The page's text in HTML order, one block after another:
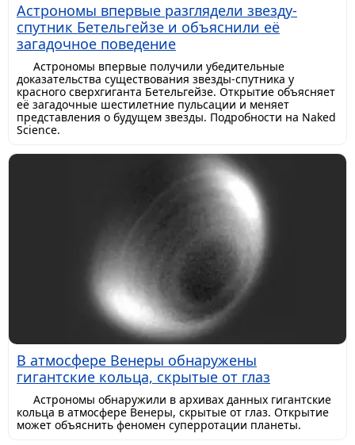
Астрономы впервые разглядели звезду-
спутник Бетельгейзе и объяснили её
загадочное поведение
Астрономы впервые получили убедительные
доказательства существования звезды-спутника у
красного сверхгиганта Бетельгейзе. Открытие объясняет
её загадочные шестилетние пульсации и меняет
представления о будущем звезды. Подробности на Naked
Science.
В атмосфере Венеры обнаружены
гигантские кольца, скрытые от глаз
Астрономы обнаружили в архивах данных гигантские
кольца в атмосфере Венеры, скрытые от глаз. Открытие
может объяснить феномен суперротации планеты.